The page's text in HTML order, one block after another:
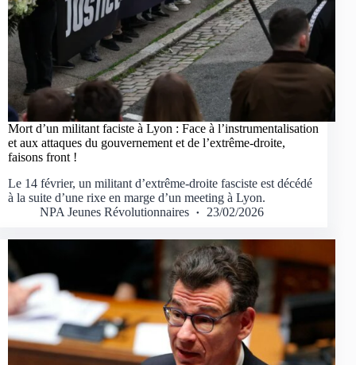
Mort d’un militant faciste à Lyon : Face à l’instrumentalisation
et aux attaques du gouvernement et de l’extrême-droite,
faisons front !
Le 14 février, un militant d’extrême-droite fasciste est décédé
à la suite d’une rixe en marge d’un meeting à Lyon.
NPA Jeunes Révolutionnaires
23/02/2026